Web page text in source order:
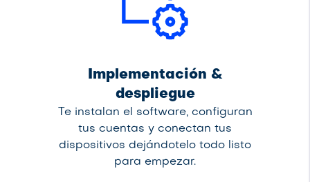
Implementación &
despliegue
Te instalan el software, configuran
tus cuentas y conectan tus
dispositivos dejándotelo todo listo
para empezar.